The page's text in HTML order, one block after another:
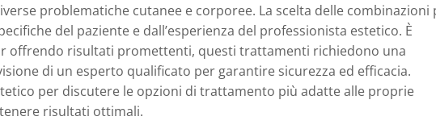
problematiche cutanee e corporee. La scelta delle combinazioni
del paziente e dall’esperienza del professionista estetico. È
offrendo risultati promettenti, questi trattamenti richiedono una
di un esperto qualificato per garantire sicurezza ed efficacia.
per discutere le opzioni di trattamento più adatte alle proprie
risultati ottimali.